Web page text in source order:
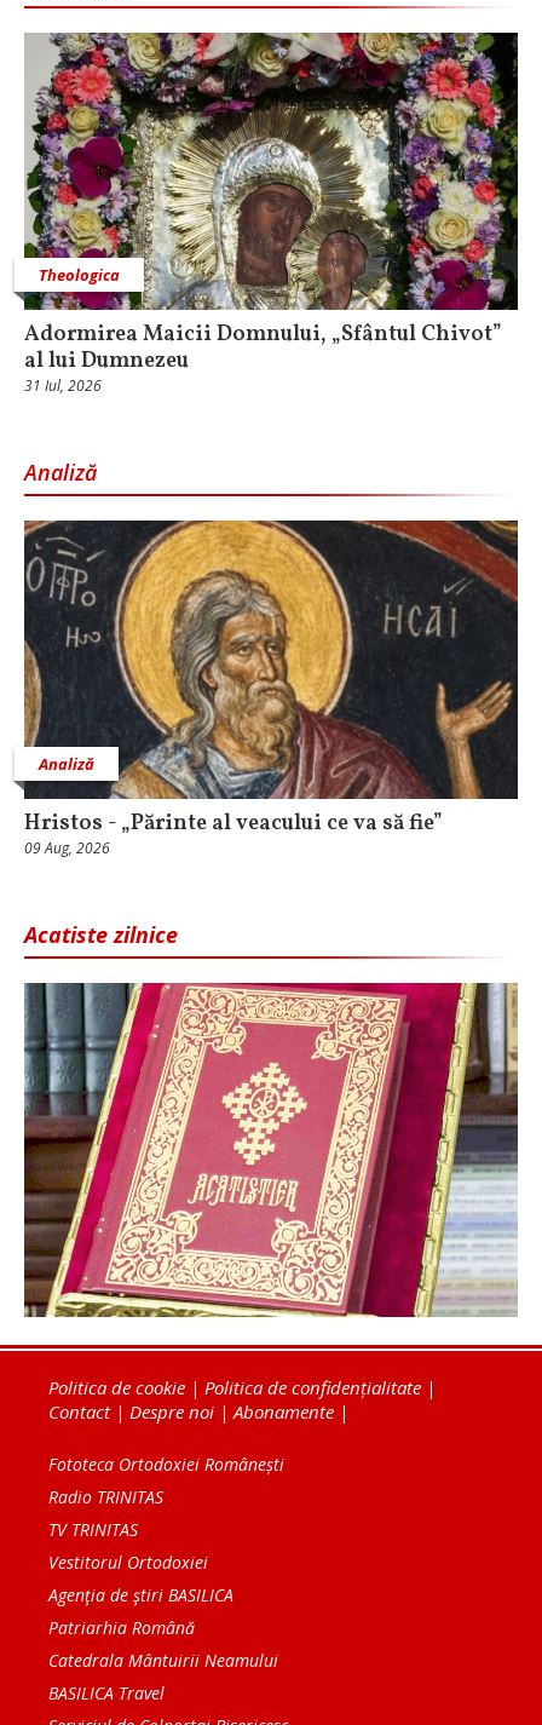
Theologica
Adormirea Maicii Domnului, „Sfântul Chivot”
al lui Dumnezeu
31 Iul, 2026
Analiză
Analiză
Hristos - „Părinte al veacului ce va să fie”
09 Aug, 2026
Acatiste zilnice
Politica de cookie | Politica de confidențialitate |
Contact| Despre noi |Abonamente |
Fototeca Ortodoxiei Românești
Radio TRINITAS
TV TRINITAS
Vestitorul Ortodoxiei
Agenţia de ştiri BASILICA
Patriarhia Română
Catedrala Mântuirii Neamului
BASILICA Travel